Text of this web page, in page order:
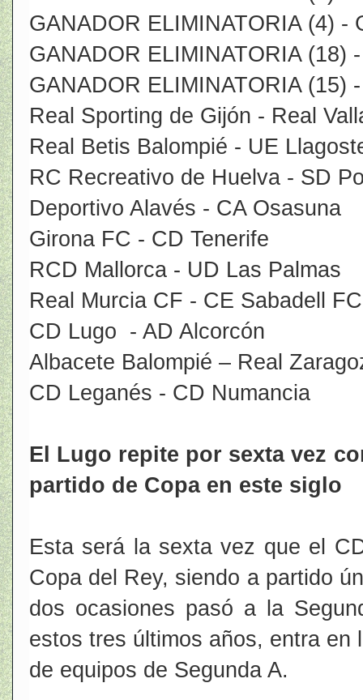
GANADOR ELIMINATORIA (4) -
GANADOR ELIMINATORIA (18)
GANADOR ELIMINATORIA (15)
Real Sporting de Gijón - Real
Real Betis Balompié - UE
RC Recreativo de Huelva - SD
Deportivo Alavés - CA Osasuna
Girona FC - CD Tenerife
RCD Mallorca - UD Las Palmas
Real Murcia CF - CE Sabadell FC
CD Lugo - AD Alcorcón
Albacete Balompié – Real
CD Leganés - CD Numancia
El Lugo repite por sexta vez
partido de Copa en este siglo
Esta será la sexta vez que el
Copa del Rey, siendo a partido
dos ocasiones pasó a la
estos tres últimos años, entra en
de equipos de Segunda A.